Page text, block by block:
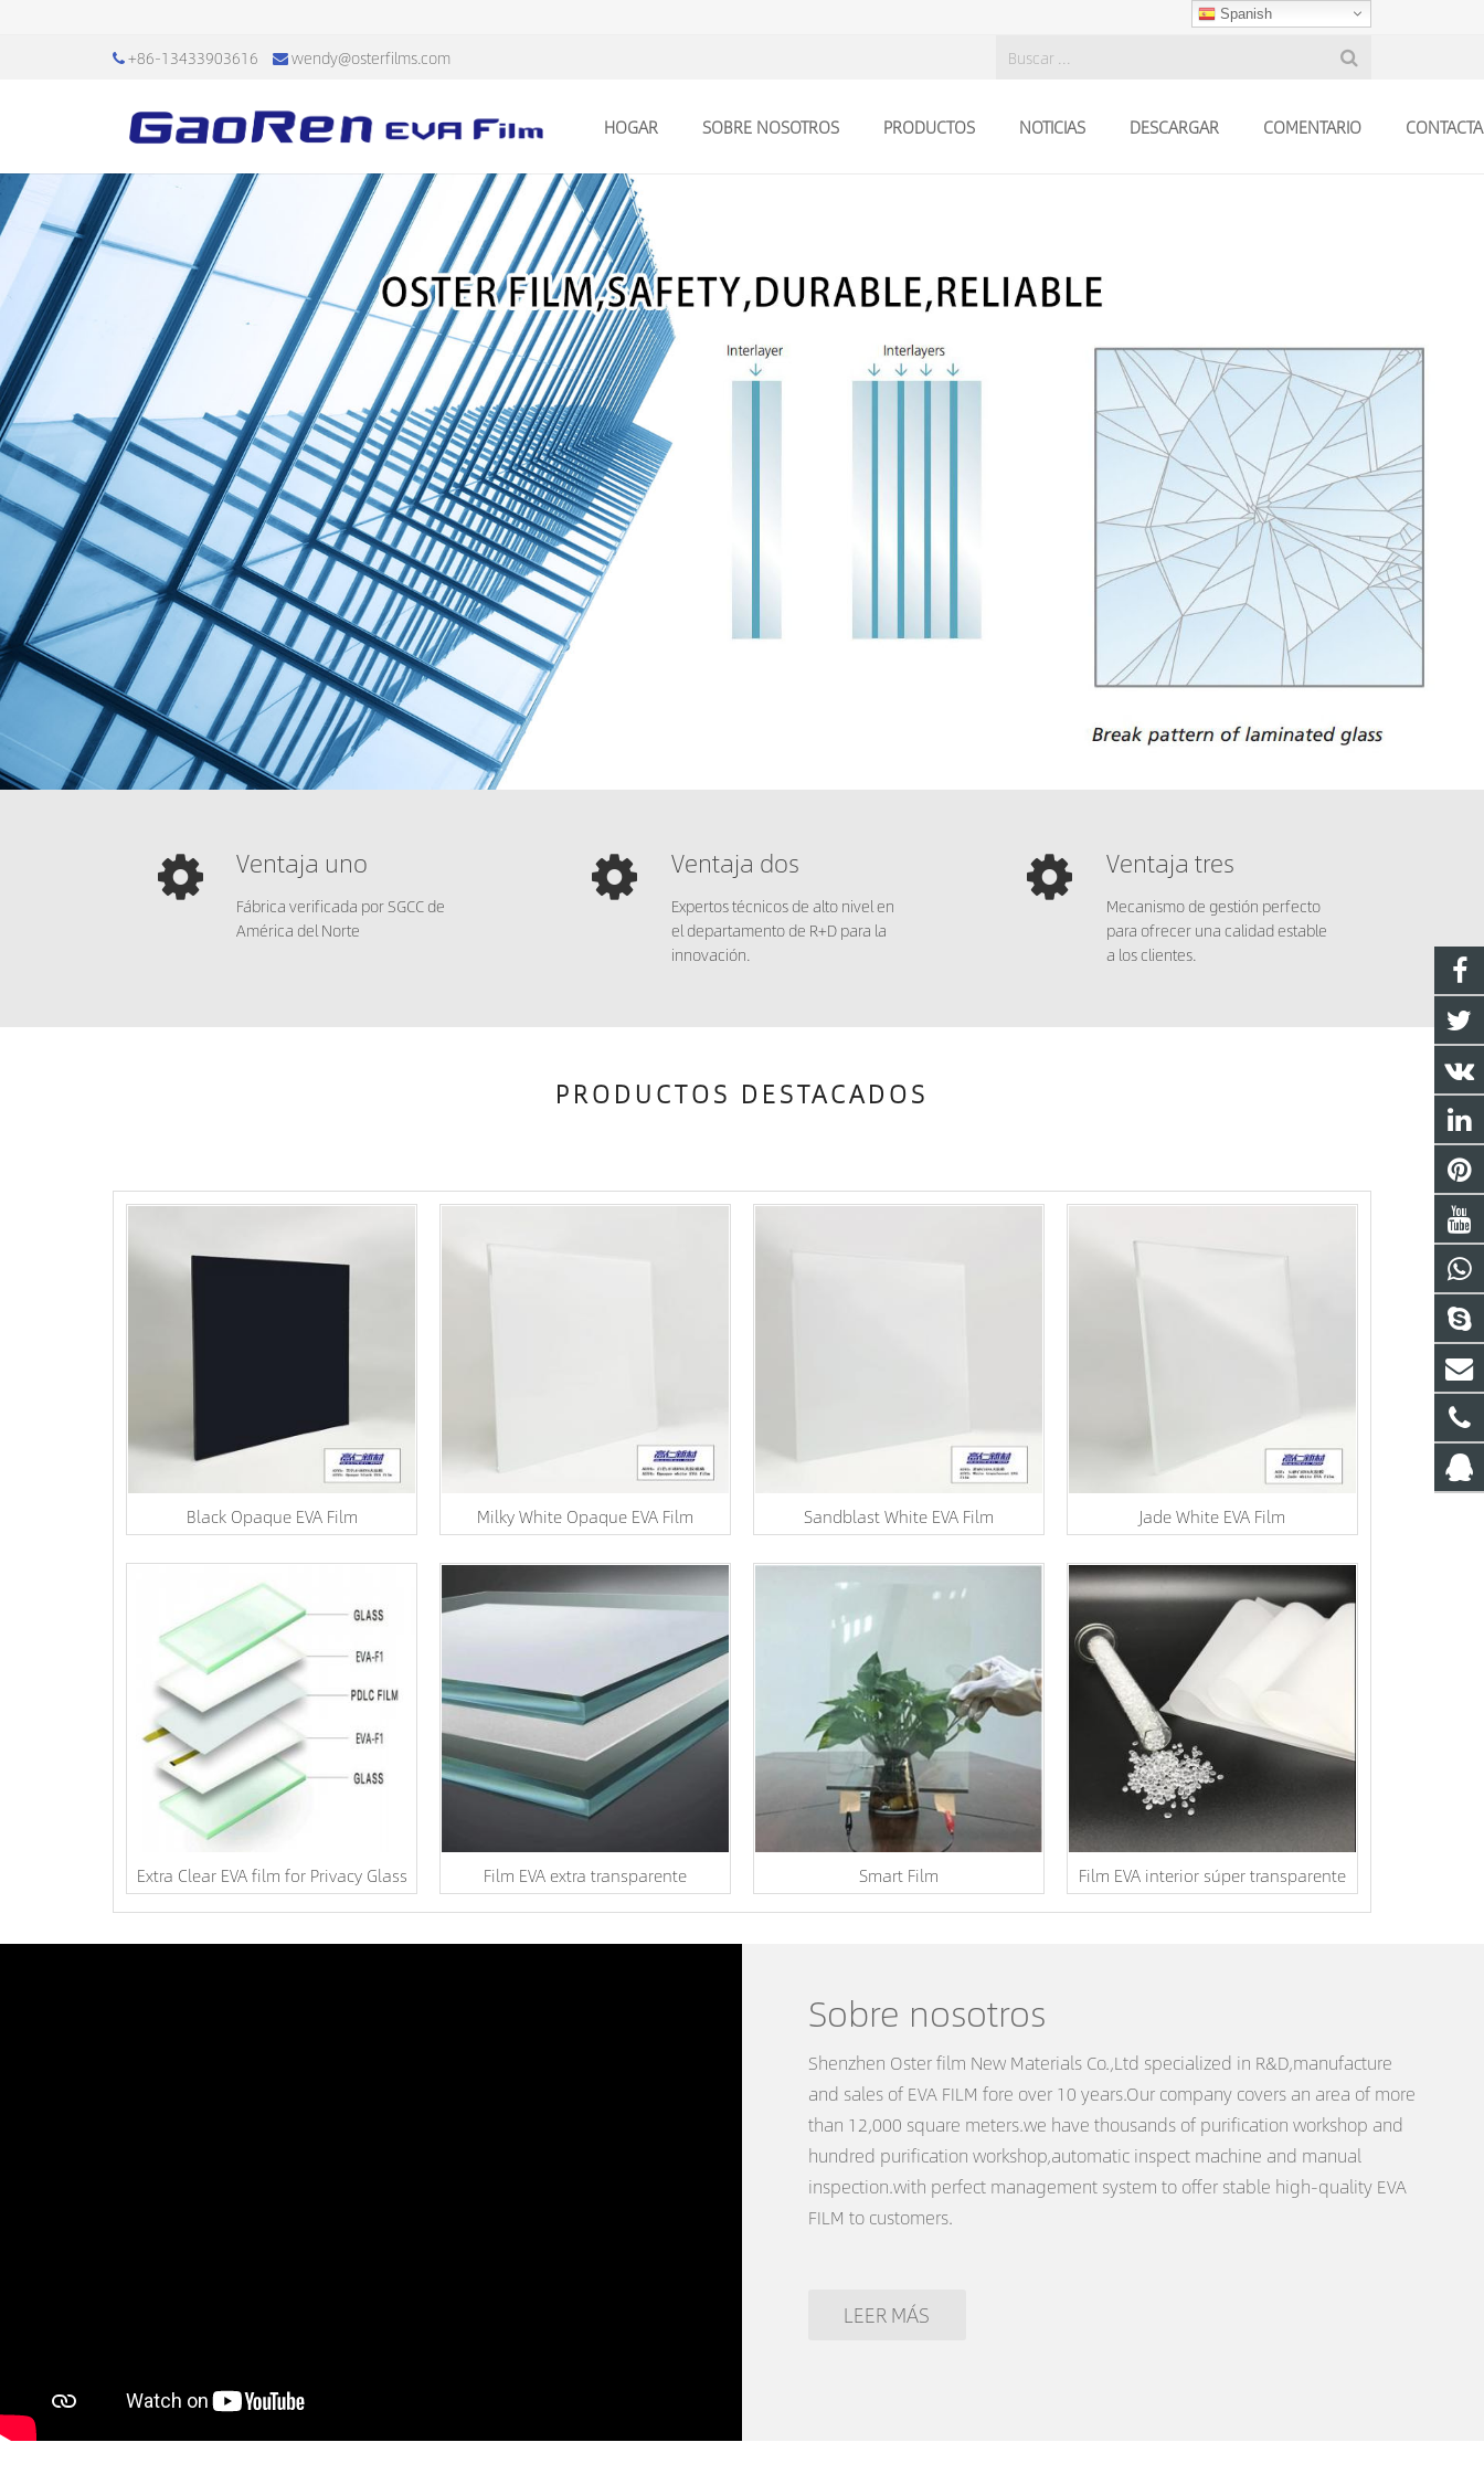
Spanish
+86-13433903616 wendy@osterfilms.com
HOGAR SOBRE NOSOTROS PRODUCTOS NOTICIAS DESCARGAR COMENTARIO
Ventaja uno
Fábrica verificada por SGCC de
América del Norte
Ventaja dos
Expertos técnicos de alto nivel en
el departamento de R+D para la
innovación.
Ventaja tres
Mecanismo de gestión perfecto
para ofrecer una calidad estable
a los clientes.
PRODUCTOS DESTACADOS
Black Opaque EVA Film Milky White Opaque EVA Film Sandblast White EVA Film Jade White EVA Film
Extra Clear EVA film for Privacy Glass Film EVA extra transparente Smart Film Film EVA interior súper transparente
Sobre nosotros
Shenzhen Oster film New Materials Co.,Ltd specialized in R&D,manufacture
and sales of EVA FILM fore over 10 years.Our company covers an area of more
than 12,000 square meters.we have thousands of purification workshop and
hundred purification workshop,automatic inspect machine and manual
inspection.with perfect management system to offer stable high-quality EVA
FILM to customers.
LEER MÁS